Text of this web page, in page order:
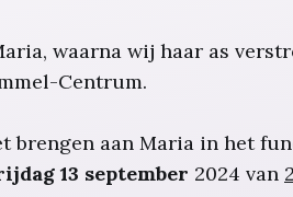
waarna wij haar as
Centrum.
brengen aan Maria in het
13 september 2024 van